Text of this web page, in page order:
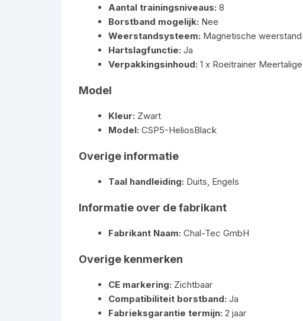
Aantal trainingsniveaus: 8
Borstband mogelijk: Nee
Weerstandsysteem: Magnetische weerstand
Hartslagfunctie: Ja
Verpakkingsinhoud: 1 x Roeitrainer
Model
Kleur: Zwart
Model: CSP5-HeliosBlack
Overige informatie
Taal handleiding: Duits, Engels
Informatie over de fabrikant
Fabrikant Naam: Chal-Tec GmbH
Overige kenmerken
CE markering: Zichtbaar
Compatibiliteit borstband: Ja
Fabrieksgarantie termijn: 2 jaar